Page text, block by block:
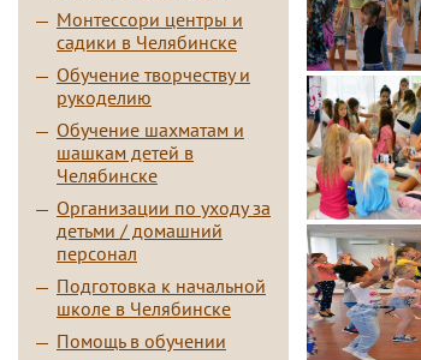
Монтессори центры и
садики в Челябинске
Обучение творчеству и
рукоделию
Обучение шахматам и
шашкам детей в
Челябинске
Организации по уходу за
детьми / домашний
персонал
Подготовка к начальной
школе в Челябинске
Помощь в обучении